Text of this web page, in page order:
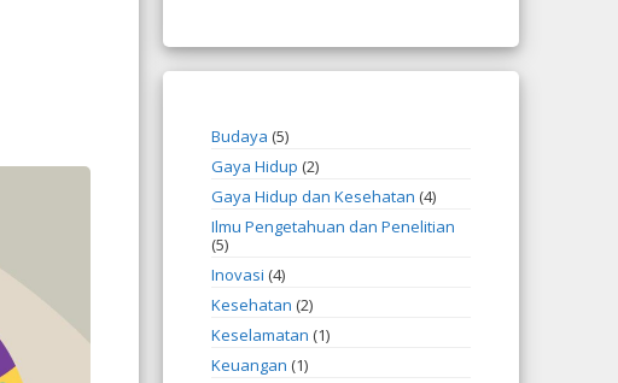
Budaya (5)
Gaya Hidup (2)
Gaya Hidup dan Kesehatan (4)
Ilmu Pengetahuan dan Penelitian
(5)
Inovasi (4)
Kesehatan (2)
Keselamatan (1)
Keuangan (1)